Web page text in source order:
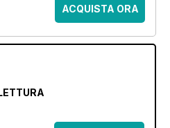
ACQUISTA ORA